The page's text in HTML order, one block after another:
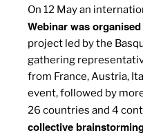
On 12 May an
Webinar was
project led by the
gathering
from France, Austria,
event, followed by
26 countries and 4
collective